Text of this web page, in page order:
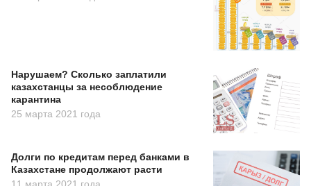
Нарушаем? Сколько заплатили
казахстанцы за несоблюдение
карантина
25 марта 2021 года
Долги по кредитам перед банками в
Казахстане продолжают расти
11 марта 2021 года